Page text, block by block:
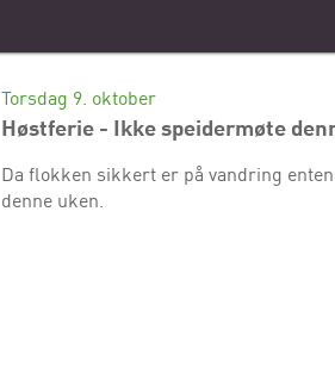
Torsdag 9. oktober
Høstferie - Ikke speidermøte
Da flokken sikkert er på vandring
denne uken.